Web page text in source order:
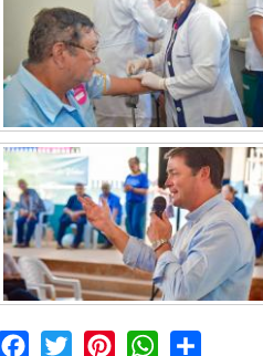
Facebook
Twitter PinterestWhatsApp